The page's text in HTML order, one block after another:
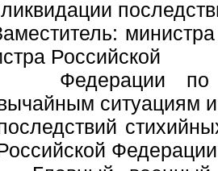
министра
Российской
по
ситуациям